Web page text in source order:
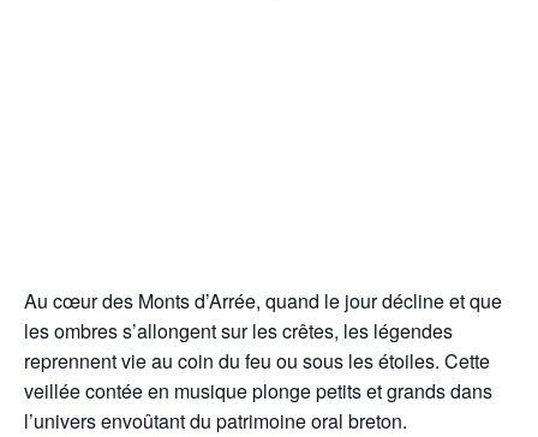
Au cœur des Monts d’Arrée, quand le jour décline et que
les ombres s’allongent sur les crêtes, les légendes
reprennent vie au coin du feu ou sous les étoiles. Cette
veillée contée en musique plonge petits et grands dans
l’univers envoûtant du patrimoine oral breton.